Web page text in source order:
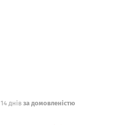
днів за домовленістю